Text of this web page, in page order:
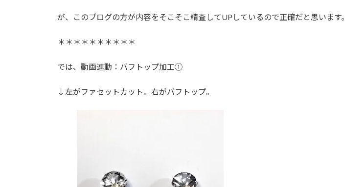
が、このブログの方が内容をそこそこ精査してUPしているので正確だと思います。
＊＊＊＊＊＊＊＊＊＊
では、動画連動：バフトップ加工①
↓左がファセットカット。右がバフトップ。